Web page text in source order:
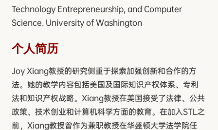
Technology Entrepreneurship, and Computer
Science. University of Washington
个人简历
Joy Xiang教授的研究侧重于探索加强创新和合作的方
法。她的教学内容包括美国及国际知识产权体系、专利
法和知识产权战略。Xiang教授在美国接受了法律、公共
政策、技术创业和计算机科学方面的教育。在加入STL之
前，Xiang教授曾作为兼职教授在华盛顿大学法学院任